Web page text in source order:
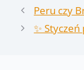
Peru czy
✨ Styczeń